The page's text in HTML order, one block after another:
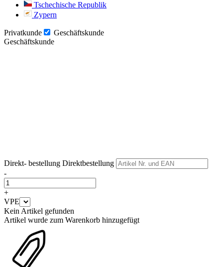
Tschechische Republik
Zypern
Privatkunde
Geschäftskunde
Geschäftskunde
Direkt- bestellung Direktbestellung
-
+
VPE
Kein Artikel gefunden
Artikel wurde zum Warenkorb hinzugefügt